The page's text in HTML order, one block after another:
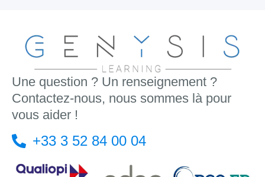
Une question ? Un renseignement ?
Contactez-nous, nous sommes là pour
vous aider !
+33 3 52 84 00 04